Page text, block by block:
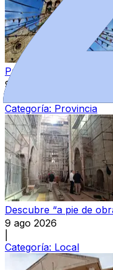
Puebla de Sanabria,
9 ago 2026
Categoría: Provincia
Descubre “a pie de
9 ago 2026
Categoría: Local